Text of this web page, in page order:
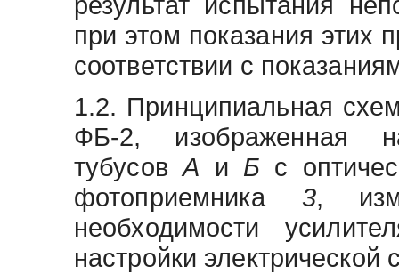
при этом показания этих
соответствии с
1.2. Принципиальная
ФБ-2, изображенная
тубусовА и Б с
фотоприемника 3,
необходимости
настройки электрической